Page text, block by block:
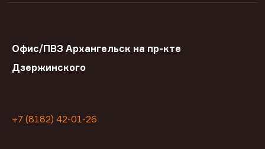
Офис/ПВЗ Архангельск на пр-кте
Дзержинского
+7 (8182) 42-01-26